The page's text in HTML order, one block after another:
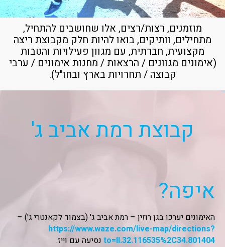
מוזמנים, רצות/רצים, אלו שחושבים להתחיל,
מתחילים, וותיקים, בואו להיות חלק מקבוצת ריצה
מקצועית, חברתית, עם מגוון פעילויות והטבות
(אימונים מגוונים / הרצאות / מחנות אימונים / ערבי
קבוצה / תחרויות בארץ ובחו"ל).
קבוצת רמת אביב ג'
איפה?
האימונים יערכו בגן רוזין – רמת אביב ג' (בצמוד לקאנטרי ג') –
https://www.waze.com/live-map/directions?
to=ll.32.116535%2C34.801404 נסיעה עם וייז.